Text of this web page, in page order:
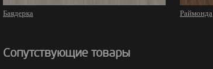
Баядерка Раймонда
Сопутствующие товары